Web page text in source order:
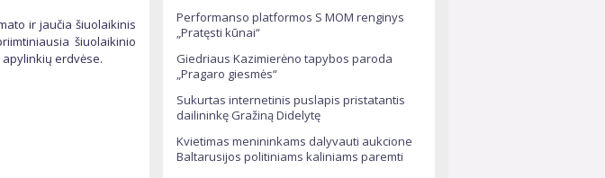
ir jaučia šiuolaikinis
šiuolaikinio
erdvėse.
Performanso platformos S MOM renginys
„Pratęsti kūnai“
Giedriaus Kazimierėno tapybos paroda
„Pragaro giesmės“
Sukurtas internetinis puslapis pristatantis
dailininkę Gražiną Didelytę
Kvietimas menininkams dalyvauti aukcione
Baltarusijos politiniams kaliniams paremti